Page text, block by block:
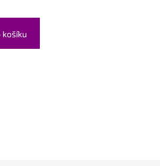
košíku